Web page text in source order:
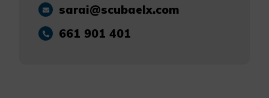
sarai@scubaelx.com
661 901 401